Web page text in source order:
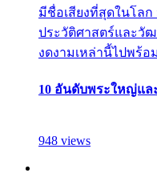
มีชื่อเสียงที่สุดในโล
ประวัติศาสตร์และวั
งดงามเหล่านี้ไปพร้อ
10 อันดับพระใหญ่แล
948 views